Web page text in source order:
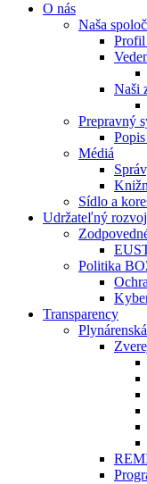
O nás
Naša
Profil
Naši
Prepravný
Médiá
Sídlo a
Udržateľný rozvoj
Politika
Transparency